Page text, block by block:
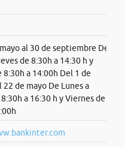
al 30 de septiembre De
de 8:30h a 14:30 h y
8:30h a 14:00h Del 1 de
de mayo De Lunes a
a 16:30 h y Viernes de